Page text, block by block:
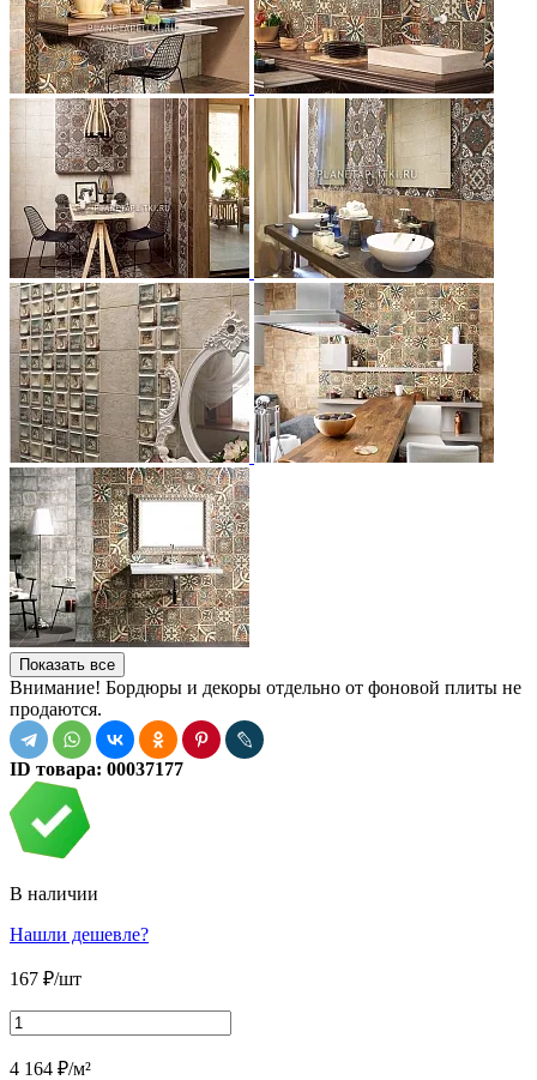
Показать все
Внимание! Бордюры и декоры отдельно от фоновой плиты не
продаются.
ID товара: 00037177
В наличии
Нашли дешевле?
167 ₽/шт
4 164 ₽/м²